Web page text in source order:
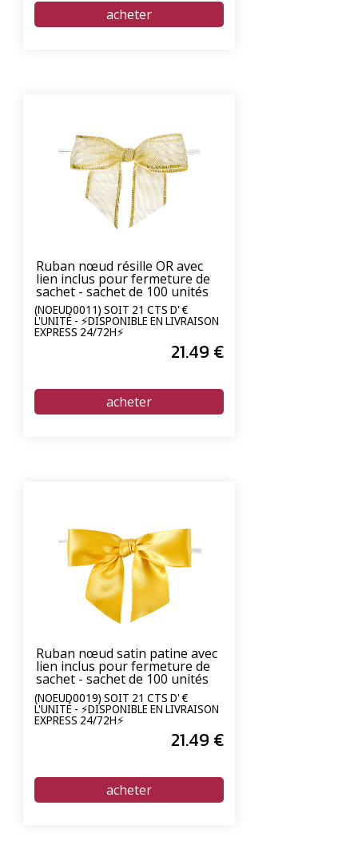
Ruban nœud résille OR avec
lien inclus pour fermeture de
sachet - sachet de 100 unités
(NOEUD0011) SOIT 21 CTS D' €
L'UNITÉ - ⚡DISPONIBLE EN LIVRAISON
EXPRESS 24/72H⚡
21.49 €
Ruban nœud satin patine avec
lien inclus pour fermeture de
sachet - sachet de 100 unités
(NOEUD0019) SOIT 21 CTS D' €
L'UNITÉ - ⚡DISPONIBLE EN LIVRAISON
EXPRESS 24/72H⚡
21.49 €